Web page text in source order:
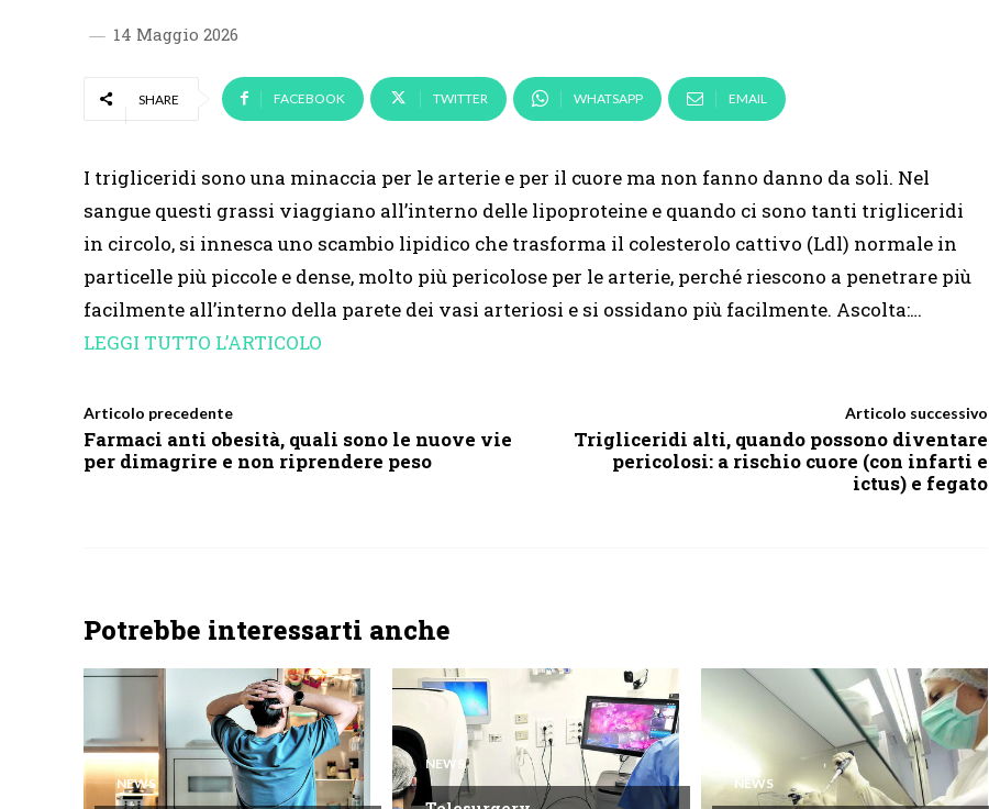
14 Maggio 2026
SHARE FACEBOOK TWITTER WHATSAPP EMAIL
I trigliceridi sono una minaccia per le arterie e per il cuore ma non fanno danno da soli. Nel
sangue questi grassi viaggiano all’interno delle lipoproteine e quando ci sono tanti trigliceridi
in circolo, si innesca uno scambio lipidico che trasforma il colesterolo cattivo (Ldl) normale in
particelle più piccole e dense, molto più pericolose per le arterie, perché riescono a penetrare più
facilmente all’interno della parete dei vasi arteriosi e si ossidano più facilmente. Ascolta:…
LEGGI TUTTO L’ARTICOLO
Articolo precedente
Farmaci anti obesità, quali sono le nuove vie
per dimagrire e non riprendere peso
Articolo successivo
Trigliceridi alti, quando possono diventare
pericolosi: a rischio cuore (con infarti e
ictus) e fegato
Potrebbe interessarti anche
NEWS
NEWS
NEWS